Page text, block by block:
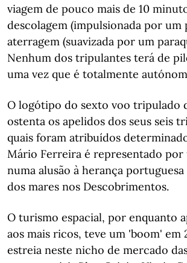
viagem de pouco mais de 10
descolagem (impulsionada por um
aterragem (suavizada por um
Nenhum dos tripulantes terá de
uma vez que é totalmente
O logótipo do sexto voo tripulado
ostenta os apelidos dos seus seis
quais foram atribuídos
Mário Ferreira é representado por
numa alusão à herança
dos mares nos Descobrimentos.
O turismo espacial, por enquanto
aos mais ricos, teve um 'boom' em
estreia neste nicho de mercado